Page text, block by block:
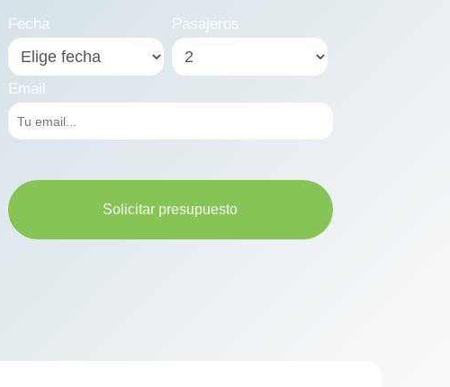
Fecha Pasajeros
Email
Solicitar presupuesto